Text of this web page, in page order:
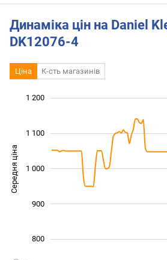
Динаміка цін на Daniel
DK12076-4
Ціна К-сть магазинів
Середня ціна 1 000
800
900
1 000
1 100
1 200